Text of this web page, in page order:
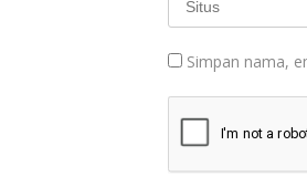
Simpan nama,